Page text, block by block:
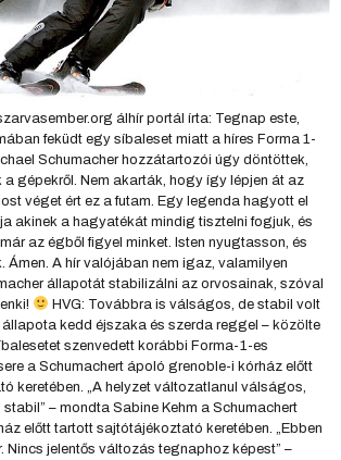
álhír portál írta: Tegnap este,
feküdt egy síbaleset miatt a híres Forma 1-
Schumacher hozzátartozói úgy döntöttek,
gépekről. Nem akarták, hogy így lépjen át az
véget ért ez a futam. Egy legenda hagyott el
akinek a hagyatékát mindig tisztelni fogjuk, és
az égből figyel minket. Isten nyugtasson, és
Ámen. A hír valójában nem igaz, valamilyen
állapotát stabilizálni az orvosainak, szóval
HVG: Továbbra is válságos, de stabil volt
állapota kedd éjszaka és szerda reggel – közölte
szenvedett korábbi Forma-1-es
a Schumachert ápoló grenoble-i kórház előtt
keretében. „A helyzet változatlanul válságos,
– mondta Sabine Kehm a Schumachert
előtt tartott sajtótájékoztató keretében. „Ebben
Nincs jelentős változás tegnaphoz képest” –